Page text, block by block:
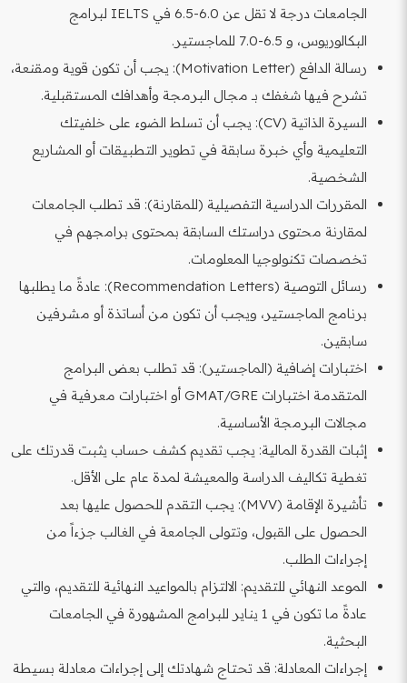
الجامعات درجة لا تقل عن 6.0-6.5 في IELTS لبرامج
البكالوريوس، و 6.5-7.0 للماجستير.
رسالة الدافع (Motivation Letter): يجب أن تكون قوية ومقنعة،
تشرح فيها شغفك بـ مجال البرمجة وأهدافك المستقبلية.
السيرة الذاتية (CV): يجب أن تسلط الضوء على خلفيتك
التعليمية وأي خبرة سابقة في تطوير التطبيقات أو المشاريع
الشخصية.
المقررات الدراسية التفصيلية (للمقارنة): قد تطلب الجامعات
لمقارنة محتوى دراستك السابقة بمحتوى برامجهم في
تخصصات تكنولوجيا المعلومات.
رسائل التوصية (Recommendation Letters): عادةً ما يطلبها
برنامج الماجستير، ويجب أن تكون من أساتذة أو مشرفين
سابقين.
اختبارات إضافية (الماجستير): قد تطلب بعض البرامج
المتقدمة اختبارات GMAT/GRE أو اختبارات معرفية في
مجالات البرمجة الأساسية.
إثبات القدرة المالية: يجب تقديم كشف حساب يثبت قدرتك على
تغطية تكاليف الدراسة والمعيشة لمدة عام على الأقل.
تأشيرة الإقامة (MVV): يجب التقدم للحصول عليها بعد
الحصول على القبول، وتتولى الجامعة في الغالب جزءاً من
إجراءات الطلب.
الموعد النهائي للتقديم: الالتزام بالمواعيد النهائية للتقديم، والتي
عادةً ما تكون في 1 يناير للبرامج المشهورة في الجامعات
البحثية.
إجراءات المعادلة: قد تحتاج شهادتك إلى إجراءات معادلة بسيطة